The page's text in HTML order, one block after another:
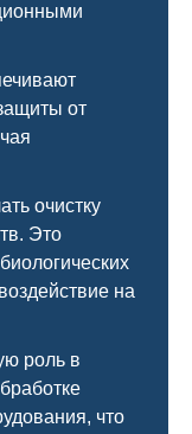
от
очистку
Это
на
роль в
что